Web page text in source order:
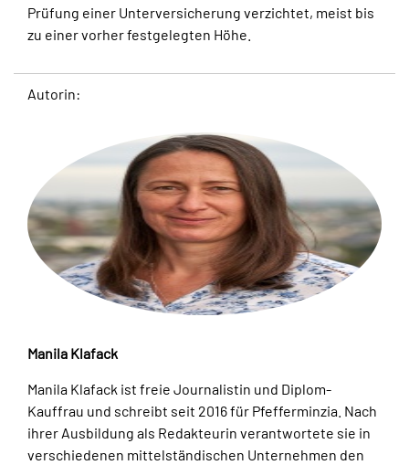
Prüfung einer Unterversicherung verzichtet, meist bis
zu einer vorher festgelegten Höhe.
Autorin:
Manila Klafack
Manila Klafack ist freie Journalistin und Diplom-
Kauffrau und schreibt seit 2016 für Pfefferminzia. Nach
ihrer Ausbildung als Redakteurin verantwortete sie in
verschiedenen mittelständischen Unternehmen den